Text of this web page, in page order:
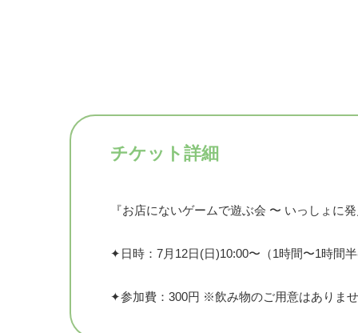
チケット詳細
『お店にないゲームで遊ぶ会 〜 いっしょに
✦日時：7月12日(日)10:00〜（1時間〜1時間
✦参加費：300円 ※飲み物のご用意はありま